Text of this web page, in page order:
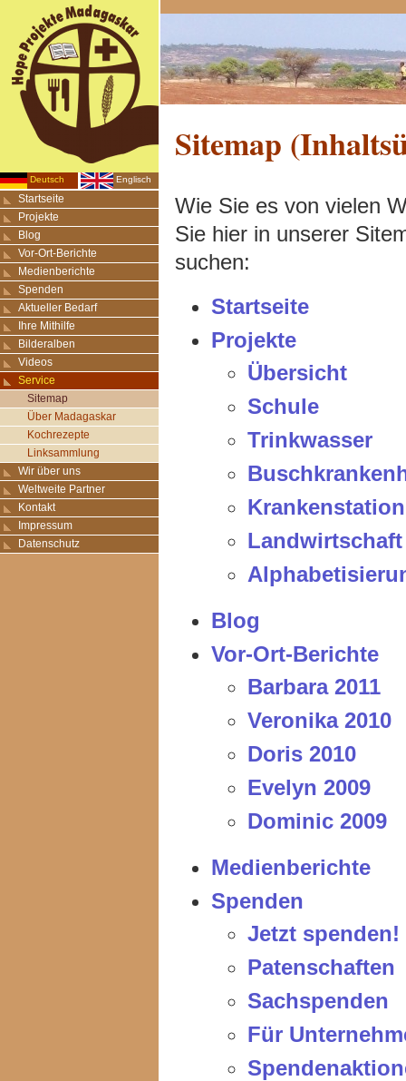
Deutsch Englisch
Startseite
Projekte
Blog
Vor-Ort-Berichte
Medienberichte
Spenden
Aktueller Bedarf
Ihre Mithilfe
Bilderalben
Videos
Service
Sitemap
Über Madagaskar
Kochrezepte
Linksammlung
Wir über uns
Weltweite Partner
Kontakt
Impressum
Datenschutz
Sitemap
Wie Sie es von vielen
Sie hier in unserer
suchen:
Startseite
Projekte
Übersicht
Schule
Trinkwasser
Krankenstation
Landwirtschaft
Blog
Vor-Ort-Berichte
Barbara 2011
Veronika 2010
Doris 2010
Evelyn 2009
Dominic 2009
Medienberichte
Spenden
Jetzt spenden!
Patenschaften
Sachspenden
Für